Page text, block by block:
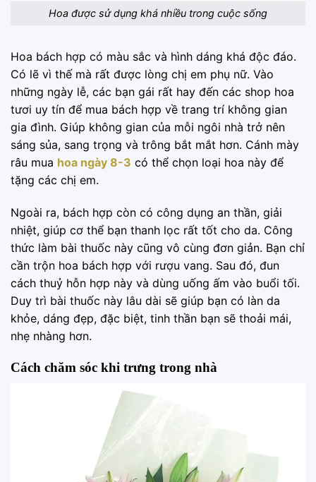
Hoa được sử dụng khá nhiều trong cuộc sống
Hoa bách hợp có màu sắc và hình dáng khá độc đáo.
Có lẽ vì thế mà rất được lòng chị em phụ nữ. Vào
những ngày lễ, các bạn gái rất hay đến các shop hoa
tươi uy tín để mua bách hợp về trang trí không gian
gia đình. Giúp không gian của mỗi ngôi nhà trở nên
sáng sủa, sang trọng và trông bắt mắt hơn. Cánh mày
râu mua hoa ngày 8-3 có thể chọn loại hoa này để
tặng các chị em.
Ngoài ra, bách hợp còn có công dụng an thần, giải
nhiệt, giúp cơ thể bạn thanh lọc rất tốt cho da. Công
thức làm bài thuốc này cũng vô cùng đơn giản. Bạn chỉ
cần trộn hoa bách hợp với rượu vang. Sau đó, đun
cách thuỷ hỗn hợp này và dùng uống ấm vào buổi tối.
Duy trì bài thuốc này lâu dài sẽ giúp bạn có làn da
khỏe, dáng đẹp, đặc biệt, tinh thần bạn sẽ thoải mái,
nhẹ nhàng hơn.
Cách chăm sóc khi trưng trong nhà